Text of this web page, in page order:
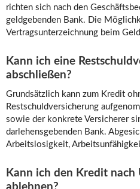
richten sich nach den
geldgebenden Bank. Die
Vertragsunterzeichnung beim
Kann ich eine
abschließen?
Grundsätzlich kann zum Kredit
Restschuldversicherung
sowie der konkrete Versicherer
darlehensgebenden Bank.
Arbeitslosigkeit,
Kann ich den Kredit